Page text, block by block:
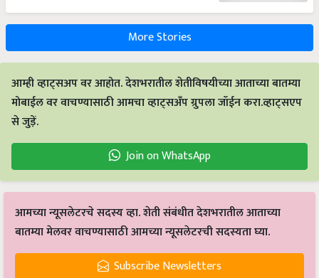
More Stories
आम्ही व्हाट्सअप वर आहोत. देशभरातील शेतीविषयीच्या आताच्या बातम्या
मोबाईल वर वाचण्यासाठी आमचा व्हाट्सअँप ग्रुपला जॉईन करा.व्हाट्सएप
से जुड़ें.
Join on WhatsApp
आमच्या न्यूसलेटरचे सदस्य व्हा. शेती संबंधीत देशभरातील आताच्या
बातम्या मेलवर वाचण्यासाठी आमच्या न्यूसलेटरची सदस्यता घ्या.
Subscribe Newsletters